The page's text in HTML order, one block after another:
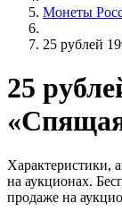
Монеты
25 рублей
25
Характеристики,
на аукционах.
продаже на